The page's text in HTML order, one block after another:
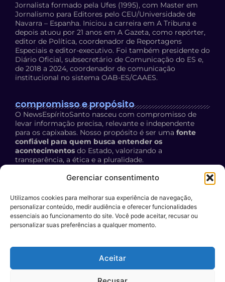
Gerenciar consentimento
Utilizamos cookies para melhorar sua experiência de navegação,
personalizar conteúdo, medir audiência e oferecer funcionalidades
essenciais ao funcionamento do site. Você pode aceitar, recusar ou
personalizar suas preferências a qualquer momento.
Aceitar
Jornalista formado pela Ufes (1995), com Master em
Jornalismo para Editores pelo CEU/Universidade de
Navarra – Espanha. Iniciou a carreira em A Tribuna e
depois atuou por 21 anos em A Gazeta, como repórter,
editor de Política, coordenador de Reportagens
Especiais e editor-executivo. Foi também presidente do
Diário Oficial, subsecretário de Comunicação do ES e,
de 2018 a 2024, coordenador de comunicação
institucional no sistema OAB-ES/CAAES.
compromisso e propósito
O NewsEspíritoSanto nasceu com compromisso de
levar informação precisa, relevante e independente
para os capixabas. Nosso propósito é ser uma fonte
confiável para quem busca entender os
acontecimentos do Estado, valorizando a
transparência, a ética e a pluralidade.
Política de Privacidade: acesse aqui
contato
E-mail:
contato@newsespiritosanto.com.br
WhatsApp:
Participe do conteúdo do News ES